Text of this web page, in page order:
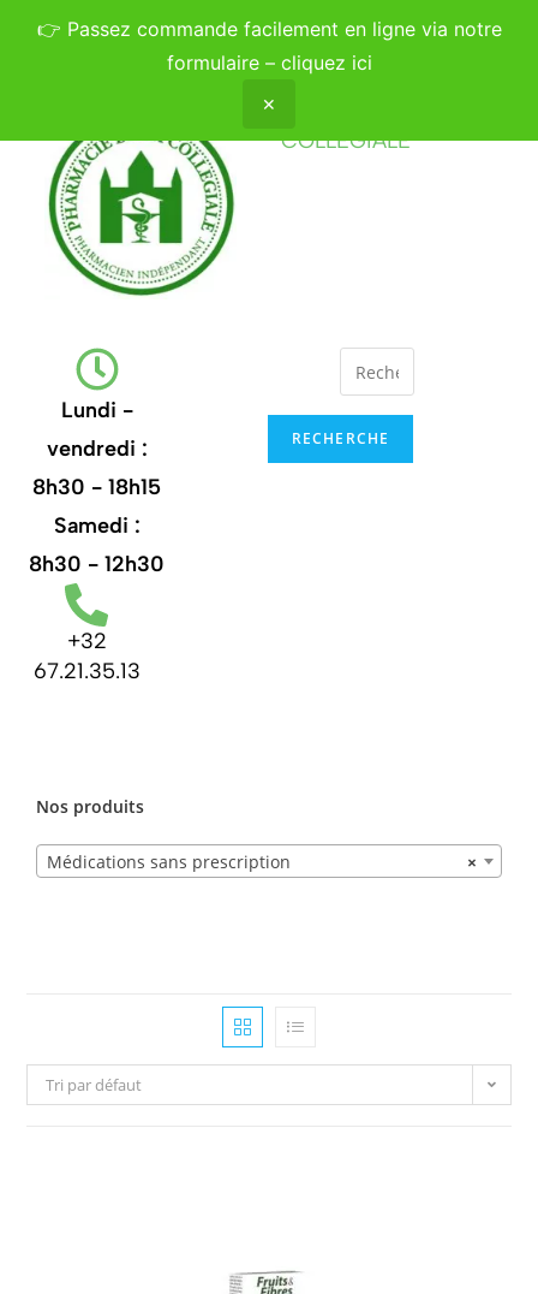
👉 Passez commande facilement en ligne via notre
formulaire – cliquez ici
✕
COLLÉGIALE
Lundi -
vendredi :
8h30 - 18h15
Samedi :
8h30 - 12h30
+32
67.21.35.13
RECHERCHE
Nos produits
×
Médications sans prescription
Tri par défaut